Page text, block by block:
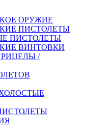
ОРУЖИЕ
ПИСТОЛЕТЫ
ПИСТОЛЕТЫ
ВИНТОВКИ
/